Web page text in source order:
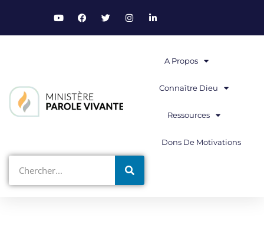
A Propos
Connaître Dieu
Ressources
Dons De Motivations